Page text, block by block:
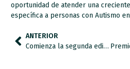
oportunidad de atender una
específica a personas con Autismo
ANTERIOR
Comienza la segunda edición del programa formativo “PREPARADOR/A LABORAL ESPECIALIZADO/A EN TRASTORNO DEL ESPECTRO DEL AUTISMO” organizado por ContrataTEA.